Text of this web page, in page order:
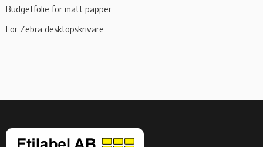
Budgetfolie för matt papper
För Zebra desktopskrivare